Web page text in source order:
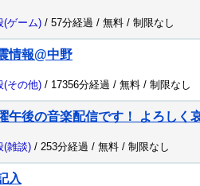
(ゲーム) / 57分経過 / 無料 / 制限なし
情報@中野
(その他) / 17356分経過 / 無料 / 制限なし
午後の音楽配信です！ よろし
(雑談) / 253分経過 / 無料 / 制限なし
入